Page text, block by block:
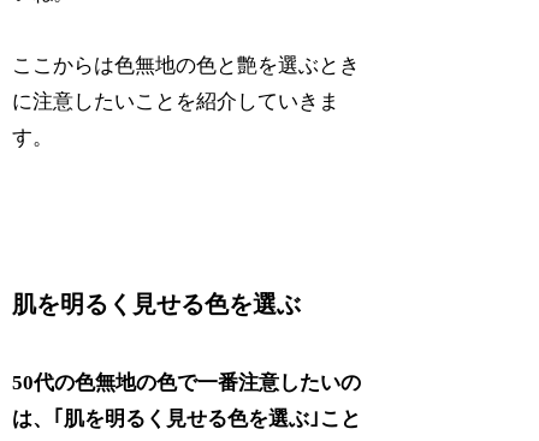
ここからは色無地の色と艶を選ぶとき
に注意したいことを紹介していきま
す。
肌を明るく見せる色を選ぶ
50代の色無地の色で一番注意したいの
は、｢肌を明るく見せる色を選ぶ｣こと